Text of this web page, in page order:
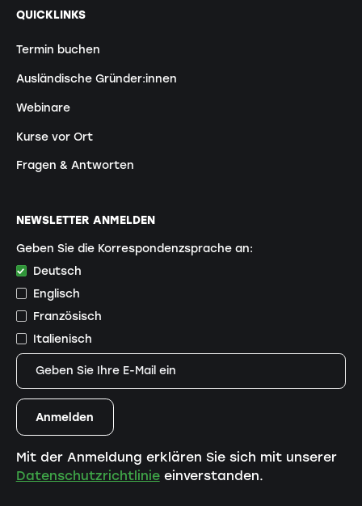
QUICKLINKS
Termin buchen
Ausländische Gründer:innen
Webinare
Kurse vor Ort
Fragen & Antworten
NEWSLETTER ANMELDEN
Geben Sie die Korrespondenzsprache an:
Deutsch
Englisch
Französisch
Italienisch
Mit der Anmeldung erklären Sie sich mit unserer
Datenschutzrichtlinieeinverstanden.